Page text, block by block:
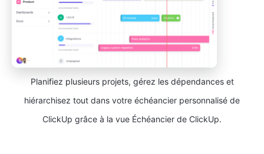
Planifiez plusieurs projets, gérez les dépendances et
hiérarchisez tout dans votre échéancier personnalisé de
ClickUp grâce à la vue Échéancier de ClickUp.